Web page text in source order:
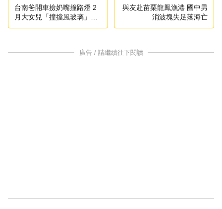
台南爸開車撿奶嘴撞路燈 2
月大女兒「撞擋風玻璃」慘
死
與友赴苗栗龍鳳漁港 國中男
消波塊失足落海亡
廣告 / 請繼續往下閱讀